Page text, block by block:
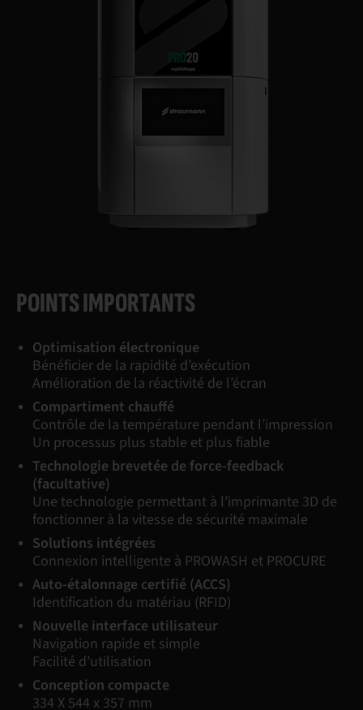
POINTS IMPORTANTS
Optimisation électronique
Bénéficier de la rapidité d’exécution
Amélioration de la réactivité de l’écran
Compartiment chauffé
Contrôle de la température pendant l’impression
Un processus plus stable et plus fiable
Technologie brevetée de force-feedback
(facultative)
Une technologie permettant à l’imprimante 3D de
fonctionner à la vitesse de sécurité maximale
Solutions intégrées
Connexion intelligente à PROWASH et PROCURE
Auto-étalonnage certifié (ACCS)
Identification du matériau (RFID)
Nouvelle interface utilisateur
Navigation rapide et simple
Facilité d’utilisation
Conception compacte
334 X 544 x 357 mm